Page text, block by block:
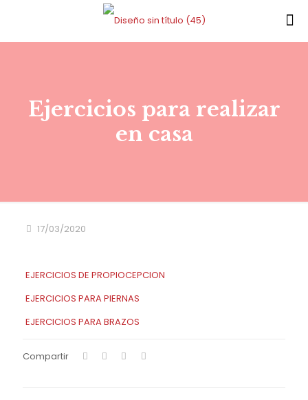
Ejercicios para realizar
en casa
17/03/2020
EJERCICIOS DE PROPIOCEPCION
EJERCICIOS PARA PIERNAS
EJERCICIOS PARA BRAZOS
Compartir